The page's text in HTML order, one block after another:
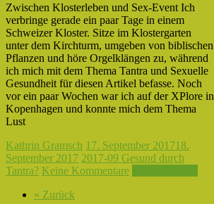
Zwischen Klosterleben und Sex-Event Ich
verbringe gerade ein paar Tage in einem
Schweizer Kloster. Sitze im Klostergarten
unter dem Kirchturm, umgeben von biblischen
Pflanzen und höre Orgelklängen zu, während
ich mich mit dem Thema Tantra und Sexuelle
Gesundheit für diesen Artikel befasse. Noch
vor ein paar Wochen war ich auf der XPlore in
Kopenhagen und konnte mich dem Thema
Lust
Kathrin Gramsch 17. September 201718.
September 2017 2017-09 Gesund durch
Tantra? Keine Kommentare
« Zurück